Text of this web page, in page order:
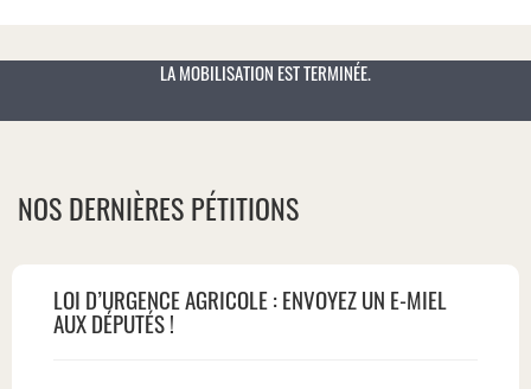
LA MOBILISATION EST TERMINÉE.
NOS DERNIÈRES PÉTITIONS
LOI D’URGENCE AGRICOLE : ENVOYEZ UN E-MIEL
AUX DÉPUTÉS !